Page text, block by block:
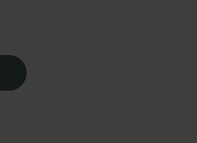
& Cleansing Foam, 69